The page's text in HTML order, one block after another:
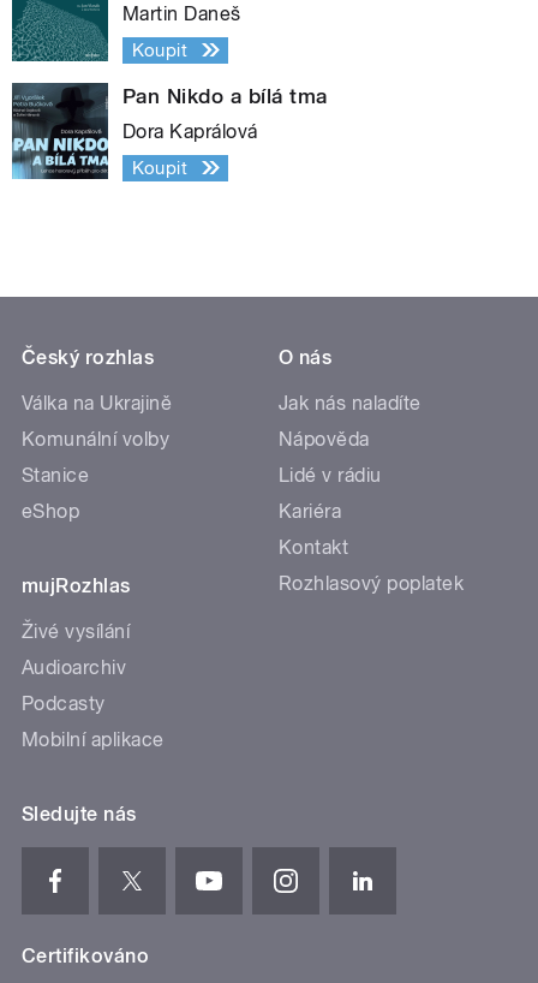
Martin Daneš
Koupit
Pan Nikdo a bílá tma
Dora Kaprálová
Koupit
Český rozhlas
Válka na Ukrajině
Komunální volby
Stanice
eShop
mujRozhlas
Živé vysílání
Audioarchiv
Podcasty
Mobilní aplikace
O nás
Jak nás naladíte
Nápověda
Lidé v rádiu
Kariéra
Kontakt
Rozhlasový poplatek
Sledujte nás
Certifikováno